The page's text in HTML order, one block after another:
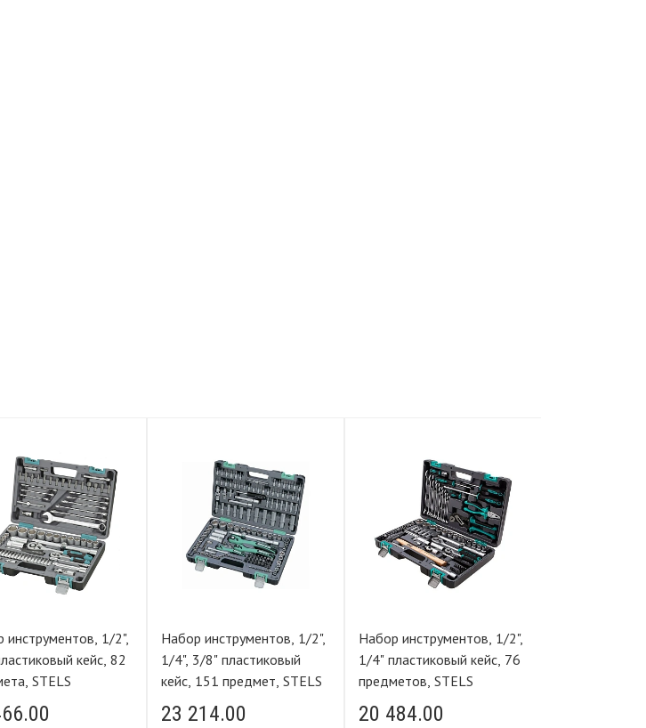
инструментов, 1/2",
кейс, 82
STELS
Набор инструментов, 1/2",
1/4", 3/8" пластиковый
кейс, 151 предмет, STELS
23 214.00
Набор инструментов, 1/2",
1/4" пластиковый кейс, 76
предметов, STELS
20 484.00